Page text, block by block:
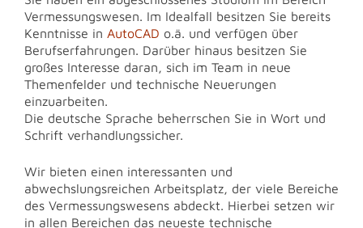
Vermessungswesen. Im Idealfall besitzen Sie bereits
Kenntnisse in AutoCAD o.ä. und verfügen über
Berufserfahrungen. Darüber hinaus besitzen Sie
großes Interesse daran, sich im Team in neue
Themenfelder und technische Neuerungen
einzuarbeiten.
Die deutsche Sprache beherrschen Sie in Wort und
Schrift verhandlungssicher.
Wir bieten einen interessanten und
abwechslungsreichen Arbeitsplatz, der viele Bereiche
des Vermessungswesens abdeckt. Hierbei setzen wir
in allen Bereichen das neueste technische